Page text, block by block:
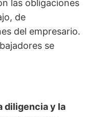
las obligaciones
de
del empresario.
se
diligencia y la